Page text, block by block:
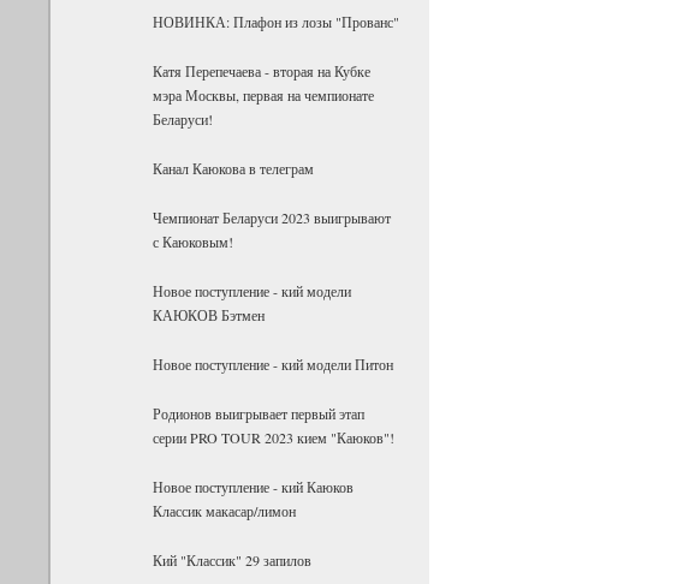
НОВИНКА: Плафон из лозы "Прованс"
Катя Перепечаева - вторая на Кубке
мэра Москвы, первая на чемпионате
Беларуси!
Канал Каюкова в телеграм
Чемпионат Беларуси 2023 выигрывают
с Каюковым!
Новое поступление - кий модели
КАЮКОВ Бэтмен
Новое поступление - кий модели Питон
Родионов выигрывает первый этап
серии PRO TOUR 2023 кием "Каюков"!
Новое поступление - кий Каюков
Классик макасар/лимон
Кий "Классик" 29 запилов